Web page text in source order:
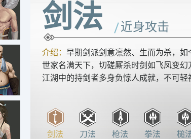
剑法 近身攻击
介绍： 早期剑派剑意凛然、生而为杀，
世家名满天下，切磋厮杀时剑如飞凤变
江湖中的持剑者多身负惊人成就，不可轻
剑法 刀法 枪法 拳法 槌